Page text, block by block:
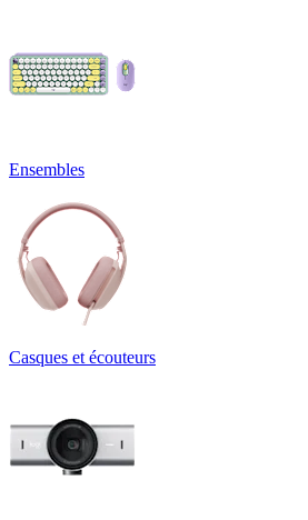
Ensembles
Casques et écouteurs